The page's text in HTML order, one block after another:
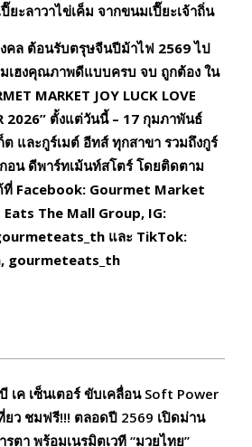
ยะลาวาไข่เค็ม จากขนมเปี๊ยะเจ้าถิ่น
คล ต้อนรับตรุษจีนปีม้าไฟ 2569 ไป
เฮงคุณภาพดีแบบครบ จบ ถูกต้อง ใน
MARKET JOY LUCK LOVE
2026” ตั้งแต่วันนี้ – 17 กุมภาพันธ์
และกูร์เมต์ อีทส์ ทุกสาขา รวมถึงกูร์
อน ดีพาร์ทเม้นท์สโตร์ โดยติดตาม
ที่ Facebook: Gourmet Market
The Mall Group, IG:
และ TikTok:
gourmeteats_th
เค เซ็นเตอร์ ขับเคลื่อน Soft Power
ยว ชมฟรี!!! ตลอดปี 2569 เปิดม่าน
ตา พร้อมเนรมิตเวที “มวยไทย”